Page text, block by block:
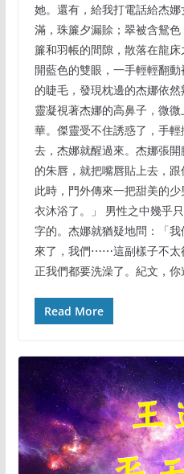
她。還有，給我打電話給杰
滿，珠簾夕漏賒；翠被含鴛
簾和羽帳的間隙，散落在龍
開藍色的雙眼，一手輕輕翻
的睫毛，發現枕邊的杰娜依
靈凝視著杰娜的高鼻子，微
華。傑靈受不住誘惑了，手
去，杰娜就醒過來。杰娜張
的朱唇，就把嘴唇貼上去，跟
此時，門外傳來一把甜美的
衣沐浴了。」 男性之中幾乎
字的。杰娜就猶疑地問：「
來了，我們⋯⋯這副樣子不太
正我們都要洗澡了。紀文，你
Read More